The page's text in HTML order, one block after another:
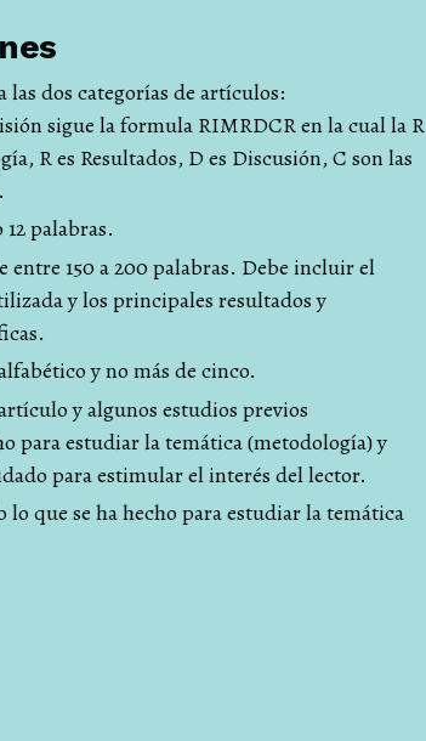
dos categorías de artículos:
sigue la formula RIMRDCR en la cual la R
R es Resultados, D es Discusión, C son las
palabras.
150 a 200 palabras. Debe incluir el
y los principales resultados y
y no más de cinco.
y algunos estudios previos
para estudiar la temática (metodología) y
para estimular el interés del lector.
lo que se ha hecho para estudiar la temática